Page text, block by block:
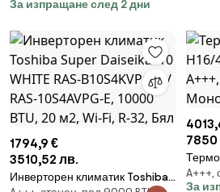
SRK20ZS-W/SRC20ZS-W, 7000
Антиалерген система, R-32,
Бял
За изпращане след 2 дни
1794,9 €
3510,52 лв.
Инверторен климатик Toshiba
7850
H16/
A+++,
За